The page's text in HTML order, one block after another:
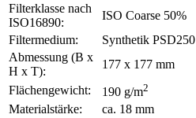
Filterklasse nach
ISO16890:
ISO Coarse 50%
Filtermedium:
Synthetik PSD250
Abmessung (B x
H x T):
177 x 177 mm
Flächengewicht:
190 g/m2
Materialstärke:
ca. 18 mm